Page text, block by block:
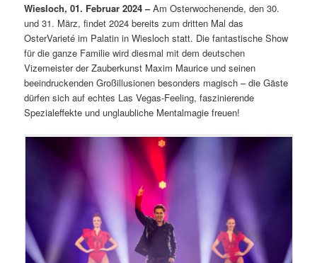
Wiesloch, 01. Februar 2024 –Am Osterwochenende, den 30.
und 31. März, findet 2024 bereits zum dritten Mal das
OsterVarieté im Palatin in Wiesloch statt. Die fantastische Show
für die ganze Familie wird diesmal mit dem deutschen
Vizemeister der Zauberkunst Maxim Maurice und seinen
beeindruckenden Großillusionen besonders magisch – die Gäste
dürfen sich auf echtes Las Vegas-Feeling, faszinierende
Spezialeffekte und unglaubliche Mentalmagie freuen!